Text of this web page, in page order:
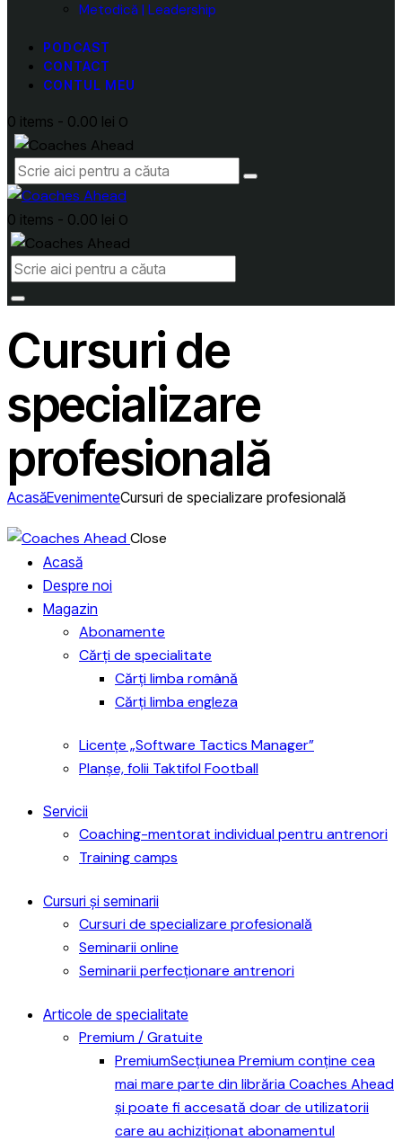
Metodică | Leadership
PODCAST
CONTACT
CONTUL MEU
0 items - 0.00 lei 0
0 items - 0.00 lei 0
Cursuri de
specializare
profesională
AcasăEvenimenteCursuri de specializare profesională
Close
Acasă
Despre noi
Magazin
Abonamente
Cărți de specialitate
Cărți limba română
Cărți limba engleza
Licențe „Software Tactics Manager”
Planșe, folii Taktifol Football
Servicii
Coaching-mentorat individual pentru antrenori
Training camps
Cursuri și seminarii
Cursuri de specializare profesională
Seminarii online
Seminarii perfecționare antrenori
Articole de specialitate
Premium / Gratuite
PremiumSecțiunea Premium conține cea
mai mare parte din librăria Coaches Ahead
și poate fi accesată doar de utilizatorii
care au achiziționat abonamentul